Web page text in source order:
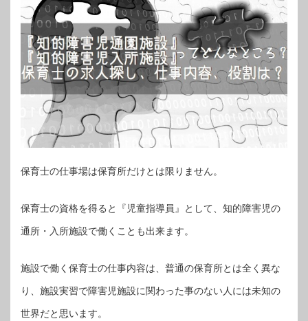
保育士の仕事場は保育所だけとは限りません。
保育士の資格を得ると『児童指導員』として、知的障害児の
通所・入所施設で働くことも出来ます。
施設で働く保育士の仕事内容は、普通の保育所とは全く異な
り、施設実習で障害児施設に関わった事のない人には未知の
世界だと思います。